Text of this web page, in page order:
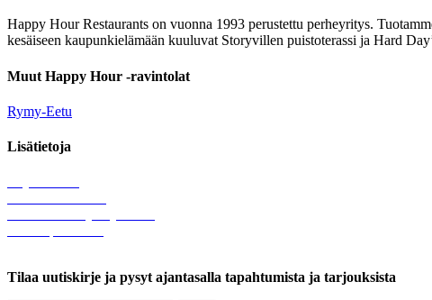
Happy Hour Restaurants on vuonna 1993 perustettu perheyritys.
kesäiseen kaupunkielämään kuuluvat Storyvillen puistoterassi ja Hard
Muut Happy Hour -ravintolat
Rymy-Eetu
Lisätietoja
Tilaa uutiskirje ja pysyt ajantasalla tapahtumista ja tarjouksista